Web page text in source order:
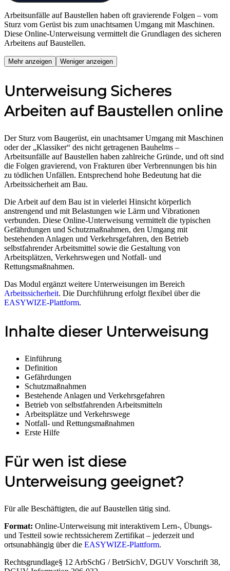
Arbeitsunfälle auf Baustellen haben oft gravierende Folgen – vom
Sturz vom Gerüst bis zum unachtsamen Umgang mit Maschinen.
Diese Online-Unterweisung vermittelt die Grundlagen des sicheren
Arbeitens auf Baustellen.
Mehr anzeigen Weniger anzeigen
Unterweisung Sicheres
Arbeiten auf Baustellen online
Der Sturz vom Baugerüst, ein unachtsamer Umgang mit Maschinen
oder der „Klassiker“ des nicht getragenen Bauhelms –
Arbeitsunfälle auf Baustellen haben zahlreiche Gründe, und oft sind
die Folgen gravierend, von Frakturen über Verbrennungen bis hin
zu tödlichen Unfällen. Entsprechend hohe Bedeutung hat die
Arbeitssicherheit am Bau.
Die Arbeit auf dem Bau ist in vielerlei Hinsicht körperlich
anstrengend und mit Belastungen wie Lärm und Vibrationen
verbunden. Diese Online-Unterweisung vermittelt die typischen
Gefährdungen und Schutzmaßnahmen, den Umgang mit
bestehenden Anlagen und Verkehrsgefahren, den Betrieb
selbstfahrender Arbeitsmittel sowie die Gestaltung von
Arbeitsplätzen, Verkehrswegen und Notfall- und
Rettungsmaßnahmen.
Das Modul ergänzt weitere Unterweisungen im Bereich
Arbeitssicherheit. Die Durchführung erfolgt flexibel über die
EASYWIZE-Plattform.
Inhalte dieser Unterweisung
Einführung
Definition
Gefährdungen
Schutzmaßnahmen
Bestehende Anlagen und Verkehrsgefahren
Betrieb von selbstfahrenden Arbeitsmitteln
Arbeitsplätze und Verkehrswege
Notfall- und Rettungsmaßnahmen
Erste Hilfe
Für wen ist diese
Unterweisung geeignet?
Für alle Beschäftigten, die auf Baustellen tätig sind.
Format: Online-Unterweisung mit interaktivem Lern-, Übungs-
und Testteil sowie rechtssicherem Zertifikat – jederzeit und
ortsunabhängig über die EASYWIZE-Plattform.
Rechtsgrundlage§ 12 ArbSchG / BetrSichV, DGUV Vorschrift 38,